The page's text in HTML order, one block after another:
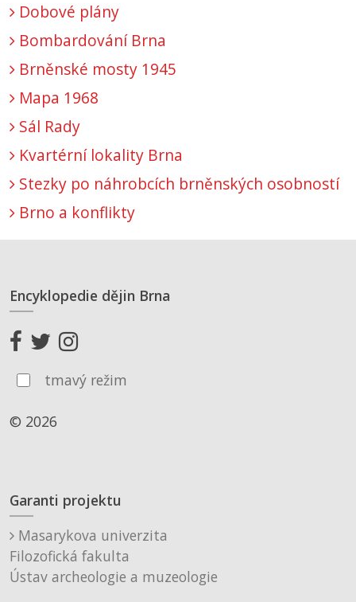
Dobové plány
Bombardování Brna
Brněnské mosty 1945
Mapa 1968
Sál Rady
Kvartérní lokality Brna
Stezky po náhrobcích brněnských osobností
Brno a konflikty
Encyklopedie dějin Brna
tmavý režim
© 2026
Garanti projektu
Masarykova univerzita
Filozofická fakulta
Ústav archeologie a muzeologie